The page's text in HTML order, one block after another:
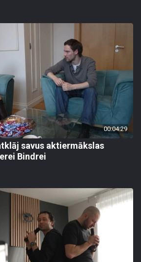
00:04:29
savus aktiermākslas
Bindrei